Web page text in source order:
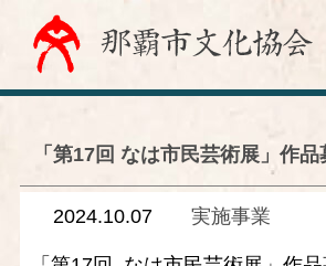
「第17回 なは市民芸術展」作
2024.10.07 実施事業